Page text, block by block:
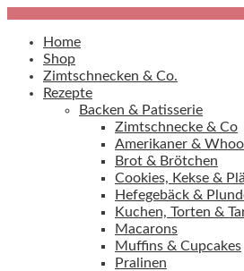
Home
Shop
Zimtschnecken & Co.
Rezepte
Backen & Patisserie
Zimtschnecke & Co
Amerikaner &
Brot & Brötchen
Cookies, Kekse &
Hefegebäck &
Kuchen, Torten &
Macarons
Muffins & Cupcakes
Pralinen